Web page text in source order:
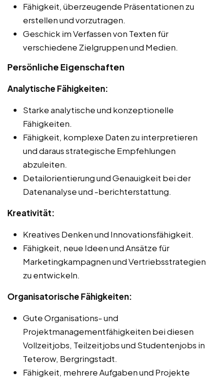
Fähigkeit, überzeugende Präsentationen zu
erstellen und vorzutragen.
Geschick im Verfassen von Texten für
verschiedene Zielgruppen und Medien.
Persönliche Eigenschaften
Analytische Fähigkeiten:
Starke analytische und konzeptionelle
Fähigkeiten.
Fähigkeit, komplexe Daten zu interpretieren
und daraus strategische Empfehlungen
abzuleiten.
Detailorientierung und Genauigkeit bei der
Datenanalyse und -berichterstattung.
Kreativität:
Kreatives Denken und Innovationsfähigkeit.
Fähigkeit, neue Ideen und Ansätze für
Marketingkampagnen und Vertriebsstrategien
zu entwickeln.
Organisatorische Fähigkeiten:
Gute Organisations- und
Projektmanagementfähigkeiten bei diesen
Vollzeitjobs, Teilzeitjobs und Studentenjobs in
Teterow, Bergringstadt.
Fähigkeit, mehrere Aufgaben und Projekte